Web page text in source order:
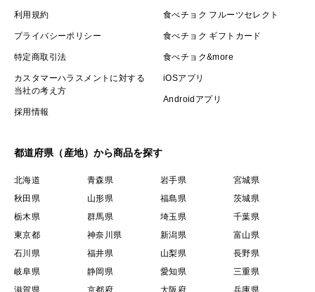
利用規約
プライバシーポリシー
特定商取引法
カスタマーハラスメントに対する
当社の考え方
採用情報
食べチョク フルーツセレクト
食べチョク ギフトカード
食べチョク&more
iOSアプリ
Androidアプリ
都道府県（産地）から商品を探す
北海道 青森県 岩手県
宮城県
秋田県
山形県 福島県
茨城県
栃木県
群馬県 埼玉県
千葉県
東京都
神奈川県 新潟県
富山県
石川県
福井県 山梨県
長野県
岐阜県
静岡県 愛知県
三重県